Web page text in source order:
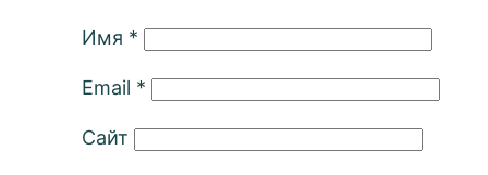
Имя *
Email *
Сайт